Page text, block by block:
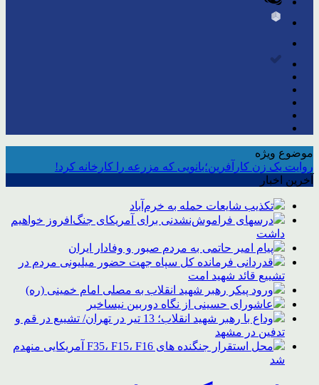
موضوع ویژه
روایت یک زن کارآفرین؛بانویی که مزرعه را کارخانه کرد!
آخرین اخبار
تکذیب شایعات حمله به خرم‌آباد
درسهای فراموش‌نشدنی برای آمریکای جنگ‌افروز خواهیم
داشت
پیام امیر حاتمی به مردم صبور و وفادار ایران
قدردانی فرمانده کل سپاه جهت حضور میلیونی مردم در
تشییع قائد شهید امت
ورود پیکر رهبر شهید انقلاب به مصلی امام خمینی (ره)
عاشورای حسینی از نگاه دوربین نیساخبر
وداع با رهبر شهید انقلاب؛ 13 تیر در تهران/ تشییع در قم و
تدفین در مشهد
محل استقرار جنگنده های F35، F15، F16 آمریکایی منهدم
شد